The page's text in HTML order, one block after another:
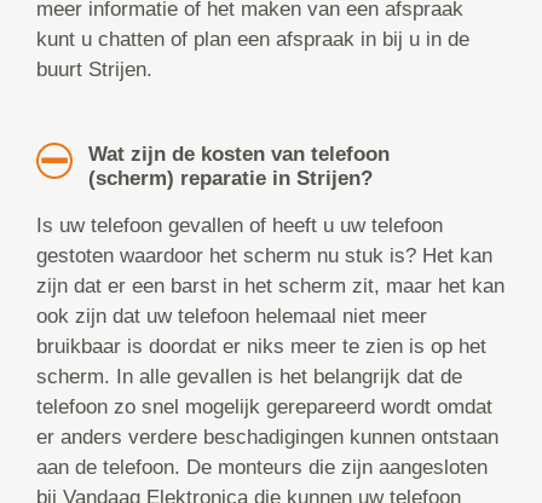
meer informatie of het maken van een afspraak
kunt u chatten of plan een afspraak in bij u in de
buurt Strijen.
Wat zijn de kosten van telefoon
(scherm) reparatie in Strijen?
Is uw telefoon gevallen of heeft u uw telefoon
gestoten waardoor het scherm nu stuk is? Het kan
zijn dat er een barst in het scherm zit, maar het kan
ook zijn dat uw telefoon helemaal niet meer
bruikbaar is doordat er niks meer te zien is op het
scherm. In alle gevallen is het belangrijk dat de
telefoon zo snel mogelijk gerepareerd wordt omdat
er anders verdere beschadigingen kunnen ontstaan
aan de telefoon. De monteurs die zijn aangesloten
bij Vandaag Elektronica die kunnen uw telefoon